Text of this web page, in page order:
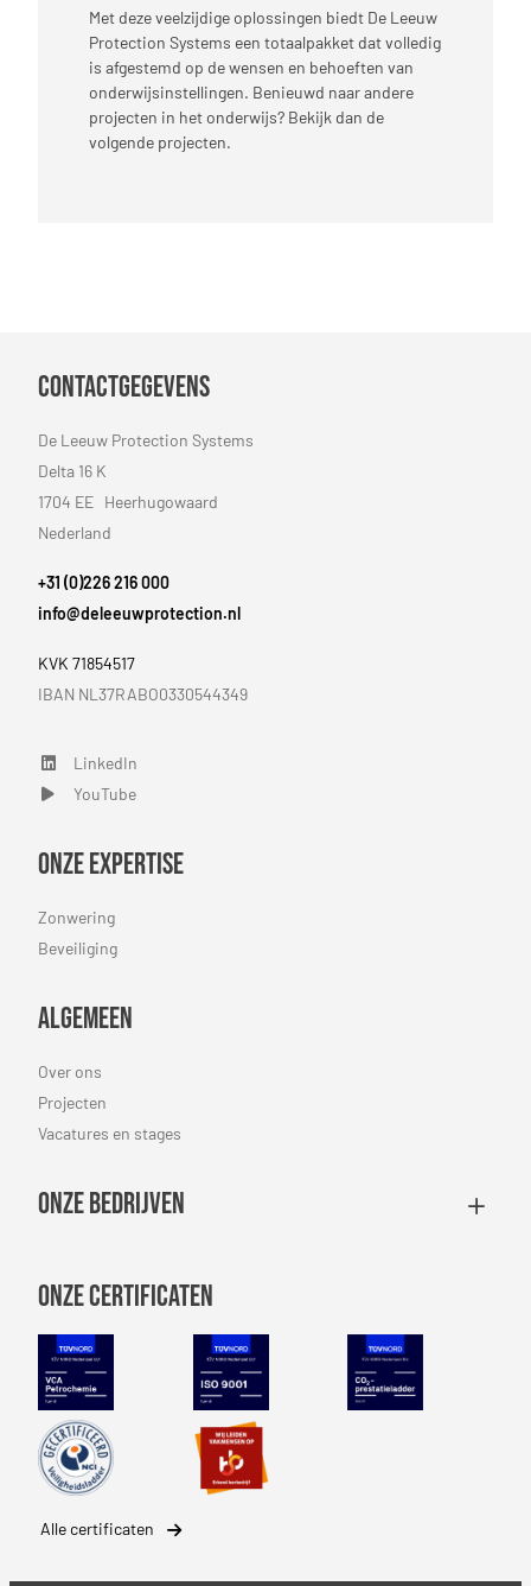
Met deze veelzijdige oplossingen biedt De Leeuw
Protection Systems een totaalpakket dat volledig
is afgestemd op de wensen en behoeften van
onderwijsinstellingen. Benieuwd naar andere
projecten in het onderwijs? Bekijk dan de
volgende projecten.
Contactgegevens
De Leeuw Protection Systems
Delta 16 K
1704 EE Heerhugowaard
Nederland
+31 (0)226 216 000
info@deleeuwprotection.nl
KVK 71854517
IBAN NL37RABO0330544349
LinkedIn
LinkedIn
YouTube
YouTube
Onze expertise
Zonwering
Beveiliging
Algemeen
Over ons
Projecten
Vacatures en stages
Onze bedrijven
Onze certificaten
VCA Petrochemie NEN-EN-ISO 9001
Safety Culture Ladder
Alle certificaten